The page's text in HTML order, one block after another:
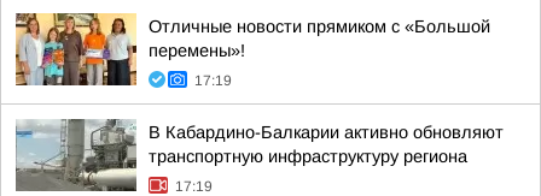
Отличные новости прямиком с «Большой
перемены»!
17:19
В Кабардино-Балкарии активно обновляют
транспортную инфраструктуру региона
17:19